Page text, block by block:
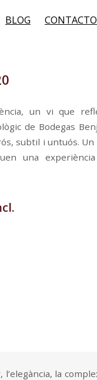
BLOG CONTACTO
un vi que
de Bodegas
subtil i untuós.
una experiència
la